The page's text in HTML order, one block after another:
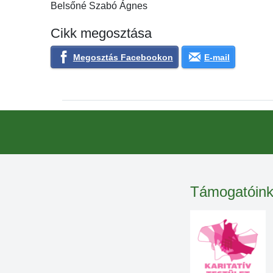
Belsőné Szabó Ágnes
Cikk megosztása
Megosztás Facebookon E-mail
Támogatóink